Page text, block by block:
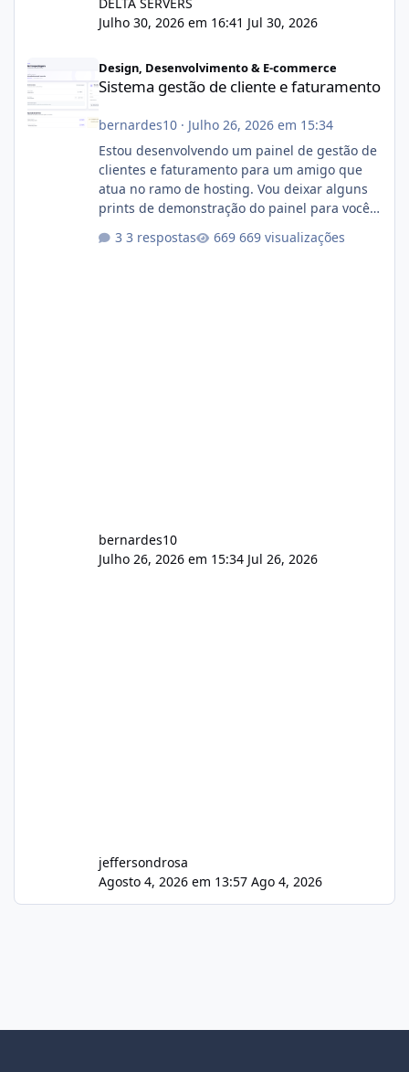
DELTA SERVERS
Julho 30, 2026 em 16:41 Jul 30, 2026
Design, Desenvolvimento & E-commerce
Sistema gestão de cliente e faturamento
bernardes10· Julho 26, 2026 em 15:34
Estou desenvolvendo um painel de gestão de
clientes e faturamento para um amigo que
atua no ramo de hosting. Vou deixar alguns
prints de demonstração do painel para vocês
com cerca de 80% concluído e conta com
3 respostas 669 visualizações
bernardes10
Julho 26, 2026 em 15:34 Jul 26, 2026
jeffersondrosa
Agosto 4, 2026 em 13:57 Ago 4, 2026